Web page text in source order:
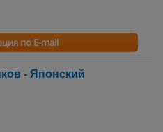
по E-mail
- Японский